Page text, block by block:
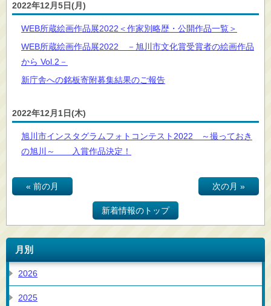
2022年12月5日(月)
WEB所蔵絵画作品展2022＜作家別略歴・公開作品一覧＞
WEB所蔵絵画作品展2022 －旭川市文化賞受賞者の絵画作品
から Vol.2－
新庁舎への銘板寄附募集結果のご報告
2022年12月1日(木)
旭川市インスタグラムフォトコンテスト2022 ～撮っておき
の旭川～ 入賞作品決定！
« 前の月
新着情報のトップ
次の月 »
月別
2026
2025